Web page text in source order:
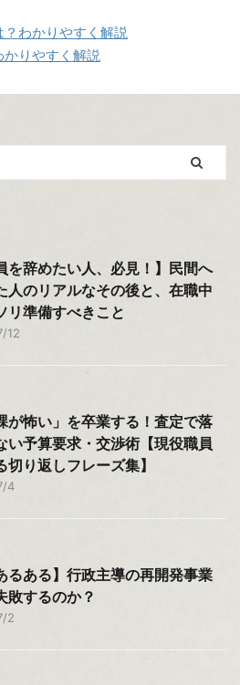
わかりやすく解説
かりやすく解説
を辞めたい人、必見！】民間へ
人のリアルなその後と、在職中
リ準備すべきこと
12
が怖い」を卒業する！査定で落
い予算要求・交渉術【現役職員
切り返しフレーズ集】
4
るある】行政主導の再開発事業
敗するのか？
2